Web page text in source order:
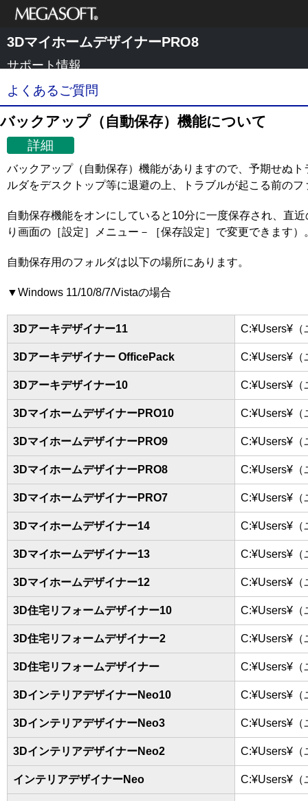
メガソフト株式
会社
3DマイホームデザイナーPRO8
サポート情報
よくあるご質問
バックアップ（自動保存）機能について
詳細
バックアップ（自動保存）機能がありますので、予期せぬ
ルダをデスクトップ等に退避の上、トラブルが起こる前の
自動保存機能をオンにしていると10分に一度保存され、直
り画面の［設定］メニュー－［保存設定］で変更できます）
自動保存用のフォルダは以下の場所にあります。
▼Windows 11/10/8/7/Vistaの場合
3Dアーキデザイナー11 C:¥Users¥（
3Dアーキデザイナー OfficePack C:¥Users¥（
3Dアーキデザイナー10 C:¥Users¥（
3DマイホームデザイナーPRO10 C:¥Users¥（
3DマイホームデザイナーPRO9 C:¥Users¥（
3DマイホームデザイナーPRO8 C:¥Users¥（
3DマイホームデザイナーPRO7 C:¥Users¥（
3Dマイホームデザイナー14 C:¥Users¥（
3Dマイホームデザイナー13 C:¥Users¥（
3Dマイホームデザイナー12 C:¥Users¥（
3D住宅リフォームデザイナー10 C:¥Users¥（
3D住宅リフォームデザイナー2 C:¥Users¥（
3D住宅リフォームデザイナー C:¥Users¥（
3DインテリアデザイナーNeo10 C:¥Users¥（
3DインテリアデザイナーNeo3 C:¥Users¥（
3DインテリアデザイナーNeo2 C:¥Users¥（
インテリアデザイナーNeo C:¥Users¥（